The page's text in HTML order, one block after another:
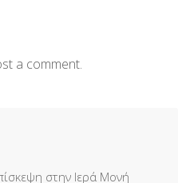
a comment.
στην Ιερά Μονή